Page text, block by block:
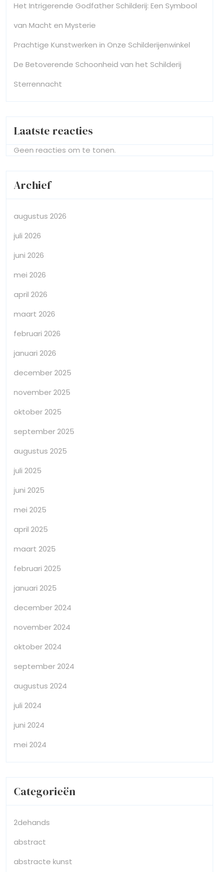
Het Intrigerende Godfather Schilderij: Een Symbool
van Macht en Mysterie
Prachtige Kunstwerken in Onze Schilderijenwinkel
De Betoverende Schoonheid van het Schilderij
Sterrennacht
Laatste reacties
Geen reacties om te tonen.
Archief
augustus 2026
juli 2026
juni 2026
mei 2026
april 2026
maart 2026
februari 2026
januari 2026
december 2025
november 2025
oktober 2025
september 2025
augustus 2025
juli 2025
juni 2025
mei 2025
april 2025
maart 2025
februari 2025
januari 2025
december 2024
november 2024
oktober 2024
september 2024
augustus 2024
juli 2024
juni 2024
mei 2024
Categorieën
2dehands
abstract
abstracte kunst